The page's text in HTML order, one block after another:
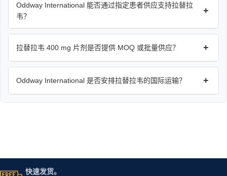
Oddway International 能否通过指定患者供应支持拉替拉
韦？
+
拉替拉韦 400 mg 片剂是否提供 MOQ 或批量供应？ +
Oddway International 是否安排拉替拉韦的国际运输？ +
快速发货。